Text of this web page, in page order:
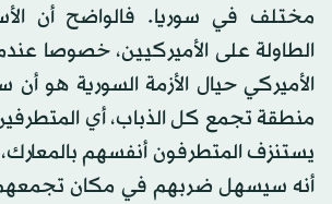
مختلف في سوريا. فالواضح أن
الطاولة على الأميركيين، خصوصا
الأميركي حيال الأزمة السورية هو
منطقة تجمع كل الذباب، أي
يستنزف المتطرفون أنفسهم بالمعارك،
أنه سيسهل ضربهم في مكان